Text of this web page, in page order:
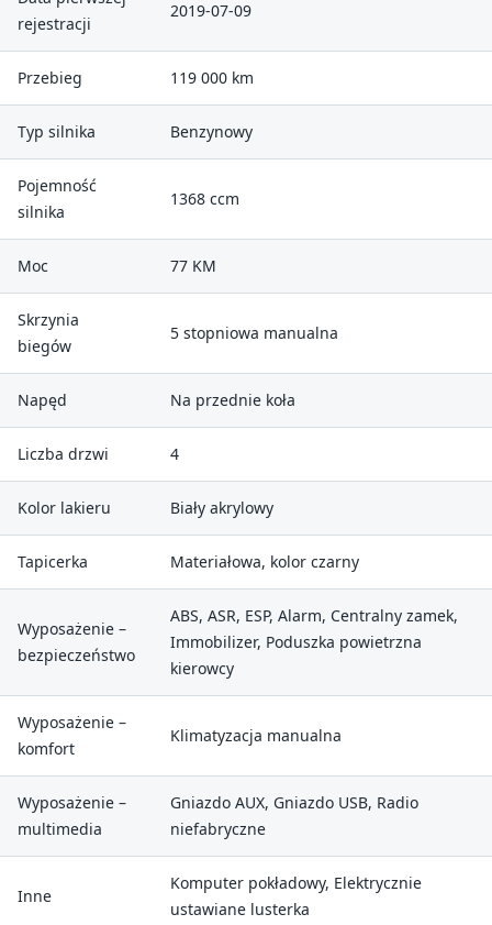
rejestracji
2019-07-09
Przebieg 119 000 km
Typ silnika Benzynowy
Pojemność
silnika
1368 ccm
Moc 77 KM
Skrzynia
biegów
5 stopniowa manualna
Napęd Na przednie koła
Liczba drzwi 4
Kolor lakieru Biały akrylowy
Tapicerka Materiałowa, kolor czarny
Wyposażenie –
bezpieczeństwo
ABS, ASR, ESP, Alarm, Centralny zamek,
Immobilizer, Poduszka powietrzna
kierowcy
Wyposażenie –
komfort
Klimatyzacja manualna
Wyposażenie –
multimedia
Gniazdo AUX, Gniazdo USB, Radio
niefabryczne
Inne
Komputer pokładowy, Elektrycznie
ustawiane lusterka